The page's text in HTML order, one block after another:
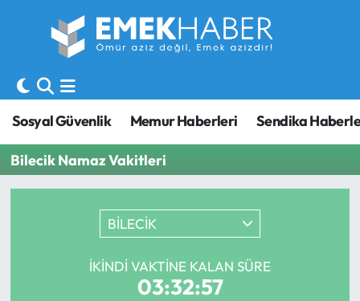
Sosyal Güvenlik Memur Haberleri Sendika
Bilecik Namaz Vakitleri
BİLECİK
İKINDI VAKTINE KALAN SÜRE
03:32:57
Sosyal Güvenlik
Sendika
SORU-CEVAP
Hava Durumu
Trafik Durumu
Süper Lig Puan Durumu ve Fikstür
Son Dakika Haberleri
Haber Arşivi